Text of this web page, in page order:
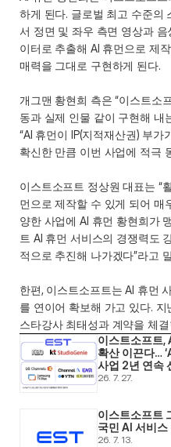
하게 된다. 글로벌 최고 수준의
서 정면 및 좌우 측면 영상과
이터로 추출해 AI 휴먼으로 제
매력을 그대로 구현하게 된다.
개그맨 황현희 측은 “이스트소
동과 실제 인물 같이 구현해 내
“AI 휴먼이 IP(지적재산권) 부
확신한 만큼 이번 사업에 적극
이스트소프트 정상원 대표는 “
먼으로 제작할 수 있게 되어 매
양한 사업에 AI 휴먼 황현희가
트 AI 휴먼 서비스의 경쟁력도
적으로 추진해 나가겠다”라고
한편, 이스트소프트는 AI 휴먼
를 연이어 확보해 가고 있다.
스타강사 최태성과 계약을 체
이스트소프트,
확산 이끈다…
사업 2년 연속
26. 7. 27.
이스트소프트
국민 AI 서비스
26. 7. 13.